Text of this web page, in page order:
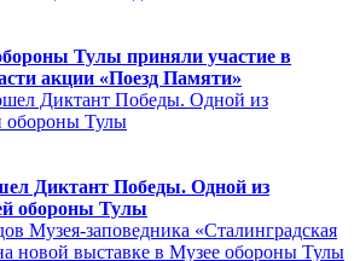
Тулы приняли участие в
акции «Поезд Памяти»
Диктант Победы. Одной из
обороны Тулы